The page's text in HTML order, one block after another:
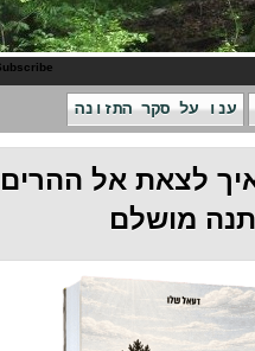
התזונה
אל ההרים -